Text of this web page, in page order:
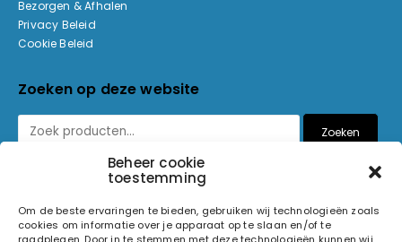
Beheer cookie
toestemming
Om de beste ervaringen te bieden, gebruiken wij technologieën zoals
cookies om informatie over je apparaat op te slaan en/of te
Bezorgen & Afhalen
Privacy Beleid
Cookie Beleid
Zoeken op deze website
Zoeken